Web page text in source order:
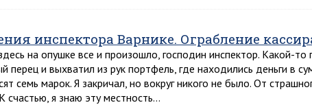
инспектора Варнике. Ограбление
на опушке все и произошло, господин инспектор. Какой-то
перец и выхватил из рук портфель, где находились деньги в
семь марок. Я закричал, но вокруг никого не было. От
счастью, я знаю эту местность…